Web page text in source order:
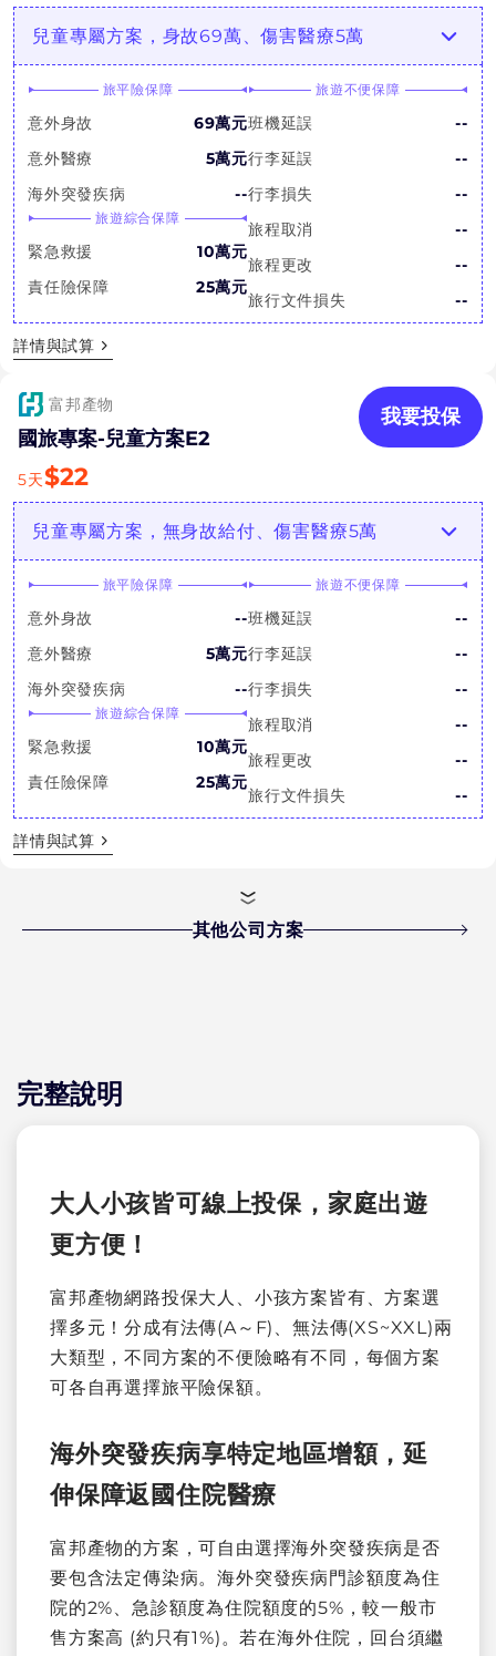
兒童專屬方案，身故69萬、傷害醫療5萬
旅平險保障
意外身故
69萬元
意外醫療
5萬元
海外突發疾病
--
旅遊綜合保障
緊急救援
10萬元
責任險保障
25萬元
旅遊不便保障
班機延誤
--
行李延誤
--
行李損失
--
旅程取消
--
旅程更改
--
旅行文件損失
--
詳情與試算
富邦產物
國旅專案-兒童方案E2
我要投保
5天$22
兒童專屬方案，無身故給付、傷害醫療5萬
旅平險保障
意外身故
--
意外醫療
5萬元
海外突發疾病
--
旅遊綜合保障
緊急救援
10萬元
責任險保障
25萬元
旅遊不便保障
班機延誤
--
行李延誤
--
行李損失
--
旅程取消
--
旅程更改
--
旅行文件損失
--
詳情與試算
其他公司方案
完整說明
大人小孩皆可線上投保，家庭出遊
更方便！
富邦產物網路投保大人、小孩方案皆有、方案選
擇多元！分成有法傳(A～F)、無法傳(XS~XXL)兩
大類型，不同方案的不便險略有不同，每個方案
可各自再選擇旅平險保額。
海外突發疾病享特定地區增額，延
伸保障返國住院醫療
富邦產物的方案，可自由選擇海外突發疾病是否
要包含法定傳染病。海外突發疾病門診額度為住
院的2%、急診額度為住院額度的5%，較一般市
售方案高 (約只有1%)。若在海外住院，回台須繼